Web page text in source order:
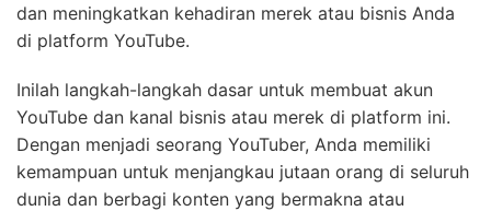
dan meningkatkan kehadiran merek atau bisnis Anda
di platform YouTube.
Inilah langkah-langkah dasar untuk membuat akun
YouTube dan kanal bisnis atau merek di platform ini.
Dengan menjadi seorang YouTuber, Anda memiliki
kemampuan untuk menjangkau jutaan orang di seluruh
dunia dan berbagi konten yang bermakna atau